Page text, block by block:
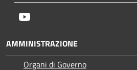
AMMINISTRAZIONE
Organi di Governo